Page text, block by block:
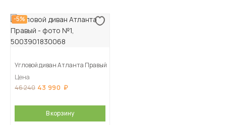
-5%
Угловой диван Атланта Правый
Цена
46 240 43 990
В корзину